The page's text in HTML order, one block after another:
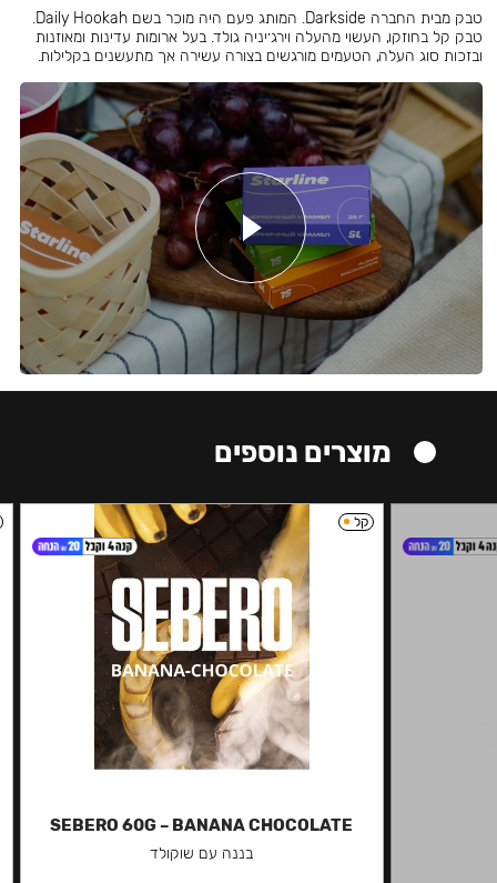
טבק מבית החברה Darkside. המותג פעם היה מוכר בשם Daily Hookah.
טבק קל בחוזקו, העשוי מהעלה וירג׳יניה גולד. בעל ארומות עדינות ומאוזנות
ובזכות סוג העלה, הטעמים מורגשים בצורה עשירה אך מתעשנים בקלילות.
מוצרים נוספים
קל
SEBERO 60G – BANANA CHOCOLATE
בננה עם שוקולד